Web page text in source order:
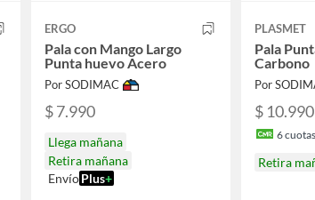
ERGO
Pala con Mango Largo
Punta huevo Acero
Por SODIMAC
$ 7.990
Llega mañana
Retira mañana
Envío Plus+
PLASMET
Pala
Carbono
Por
$ 10.990
6
Retira